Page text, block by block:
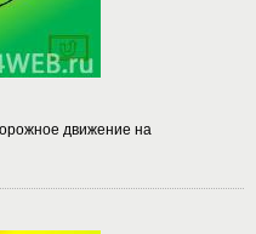
движение на